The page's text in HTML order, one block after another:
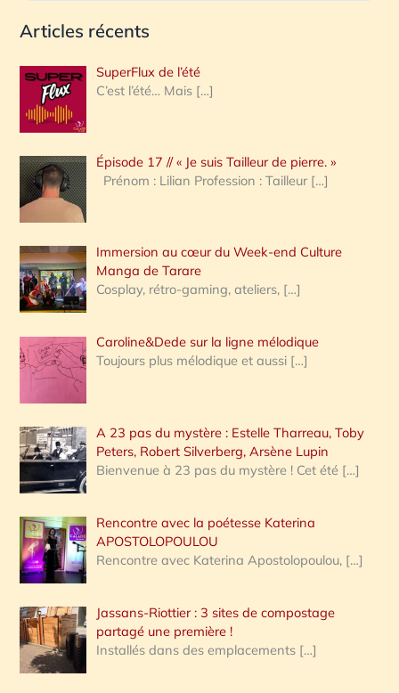
c
e
r
c
h
e
:
Articles récents
SuperFlux de l’été
C’est l’été… Mais […]
Épisode 17 // « Je suis Tailleur de pierre. »
Prénom : Lilian Profession : Tailleur […]
Immersion au cœur du Week-end Culture
Manga de Tarare
Cosplay, rétro-gaming, ateliers, […]
Caroline&Dede sur la ligne mélodique
Toujours plus mélodique et aussi […]
A 23 pas du mystère : Estelle Tharreau, Toby
Peters, Robert Silverberg, Arsène Lupin
Bienvenue à 23 pas du mystère ! Cet été […]
Rencontre avec la poétesse Katerina
APOSTOLOPOULOU
Rencontre avec Katerina Apostolopoulou, […]
Jassans-Riottier : 3 sites de compostage
partagé une première !
Installés dans des emplacements […]